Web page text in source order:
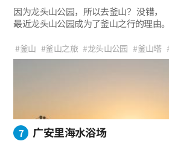
因为龙头山公园，所以去釜山？ 没错，
最近龙头山公园成为了釜山之行的理由。
那么中部区域的南浦洞就是最热门的旅
其中的龙头山公园是来釜山旅游的人们
#釜山 #釜山之旅 #龙头山公园 #釜山塔
#旅游路线 #家庭旅行 #视野辽阔的地方
7 广安里海水浴场